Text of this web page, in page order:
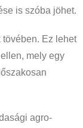
is szóba jöhet.
Ez lehet
mely egy
agro-